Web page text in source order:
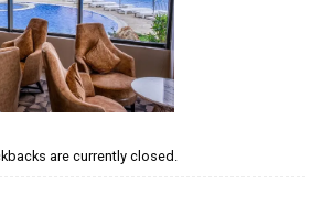
are currently closed.